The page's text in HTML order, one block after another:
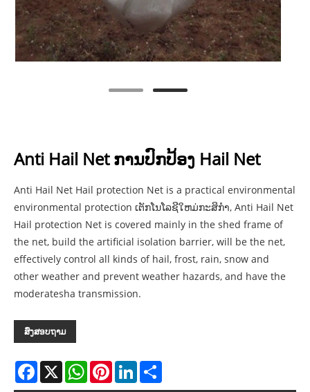
Anti Hail Net ການປົກປ້ອງ Hail Net
Anti Hail Net Hail protection Net is a practical environmental
environmental protection ເຕັກໂນໂລຊີໃຫມ່ກະສິກໍາ, Anti Hail Net
Hail protection Net is covered mainly in the shed frame of
the net, build the artificial isolation barrier, will be the net,
effectively control all kinds of hail, frost, rain, snow and
other weather and prevent weather hazards, and have the
moderatesha transmission.
ສົ່ງສອບຖາມ
Facebook
X WhatsAppPinterestLinkedIn